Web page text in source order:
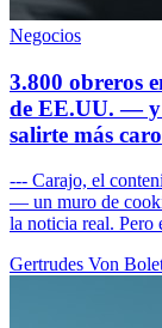
Negocios
3.800 obreros
de EE.UU. — y
salirte más caro
--- Carajo, el
— un muro de
la noticia real. Pero
Gertrudes Von